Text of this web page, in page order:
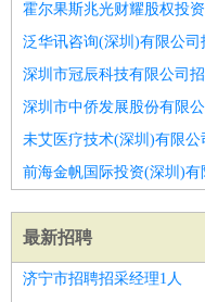
最新招聘
济宁市招聘招采经理1人